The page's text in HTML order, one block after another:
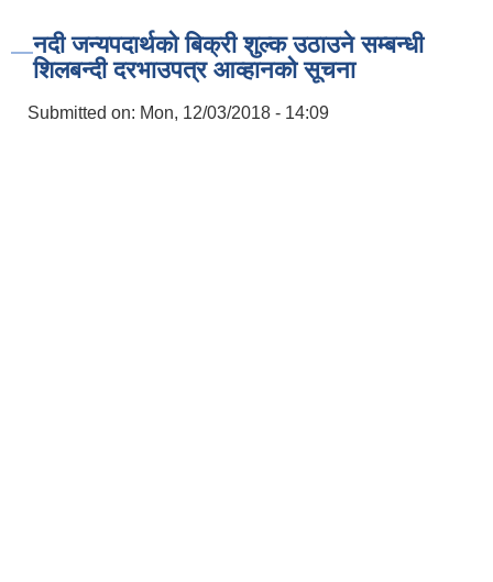
नदी जन्यपदार्थको बिक्री शुल्क उठाउने सम्बन्धी
शिलबन्दी दरभाउपत्र आव्हानको सूचना
Submitted on: Mon, 12/03/2018 - 14:09